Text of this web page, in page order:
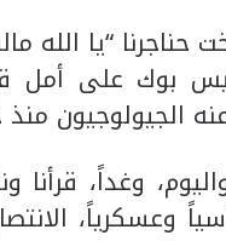
“يا الله
بوك على أمل
الجيولوجيون
وغداً، قرأنا
وعسكرياً،